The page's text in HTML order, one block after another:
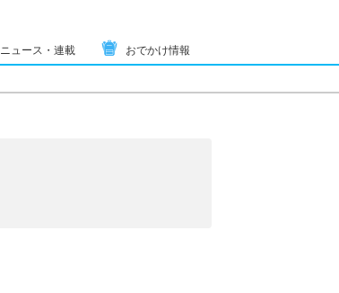
ニュース・連載 おでかけ情報